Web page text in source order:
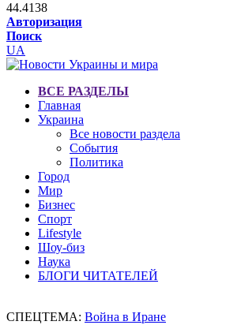
44.4138
Авторизация
Поиск
UA
ВСЕ РАЗДЕЛЫ
Главная
Украина
Все новости раздела
События
Политика
Город
Мир
Бизнес
Спорт
Lifestyle
Шоу-биз
Наука
БЛОГИ ЧИТАТЕЛЕЙ
СПЕЦТЕМА: Война в Иране